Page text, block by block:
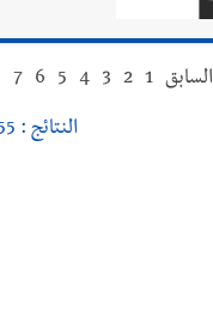
السابق 1
2
3
4
5
6
7
النتائج : 155